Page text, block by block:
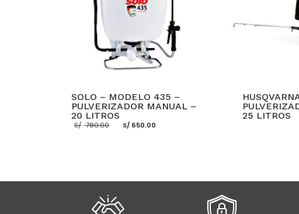
SOLO – MODELO 435 –
PULVERIZADOR MANUAL –
20 LITROS
S/ 780.00 El
precio
S/ 650.00
25 LITROS